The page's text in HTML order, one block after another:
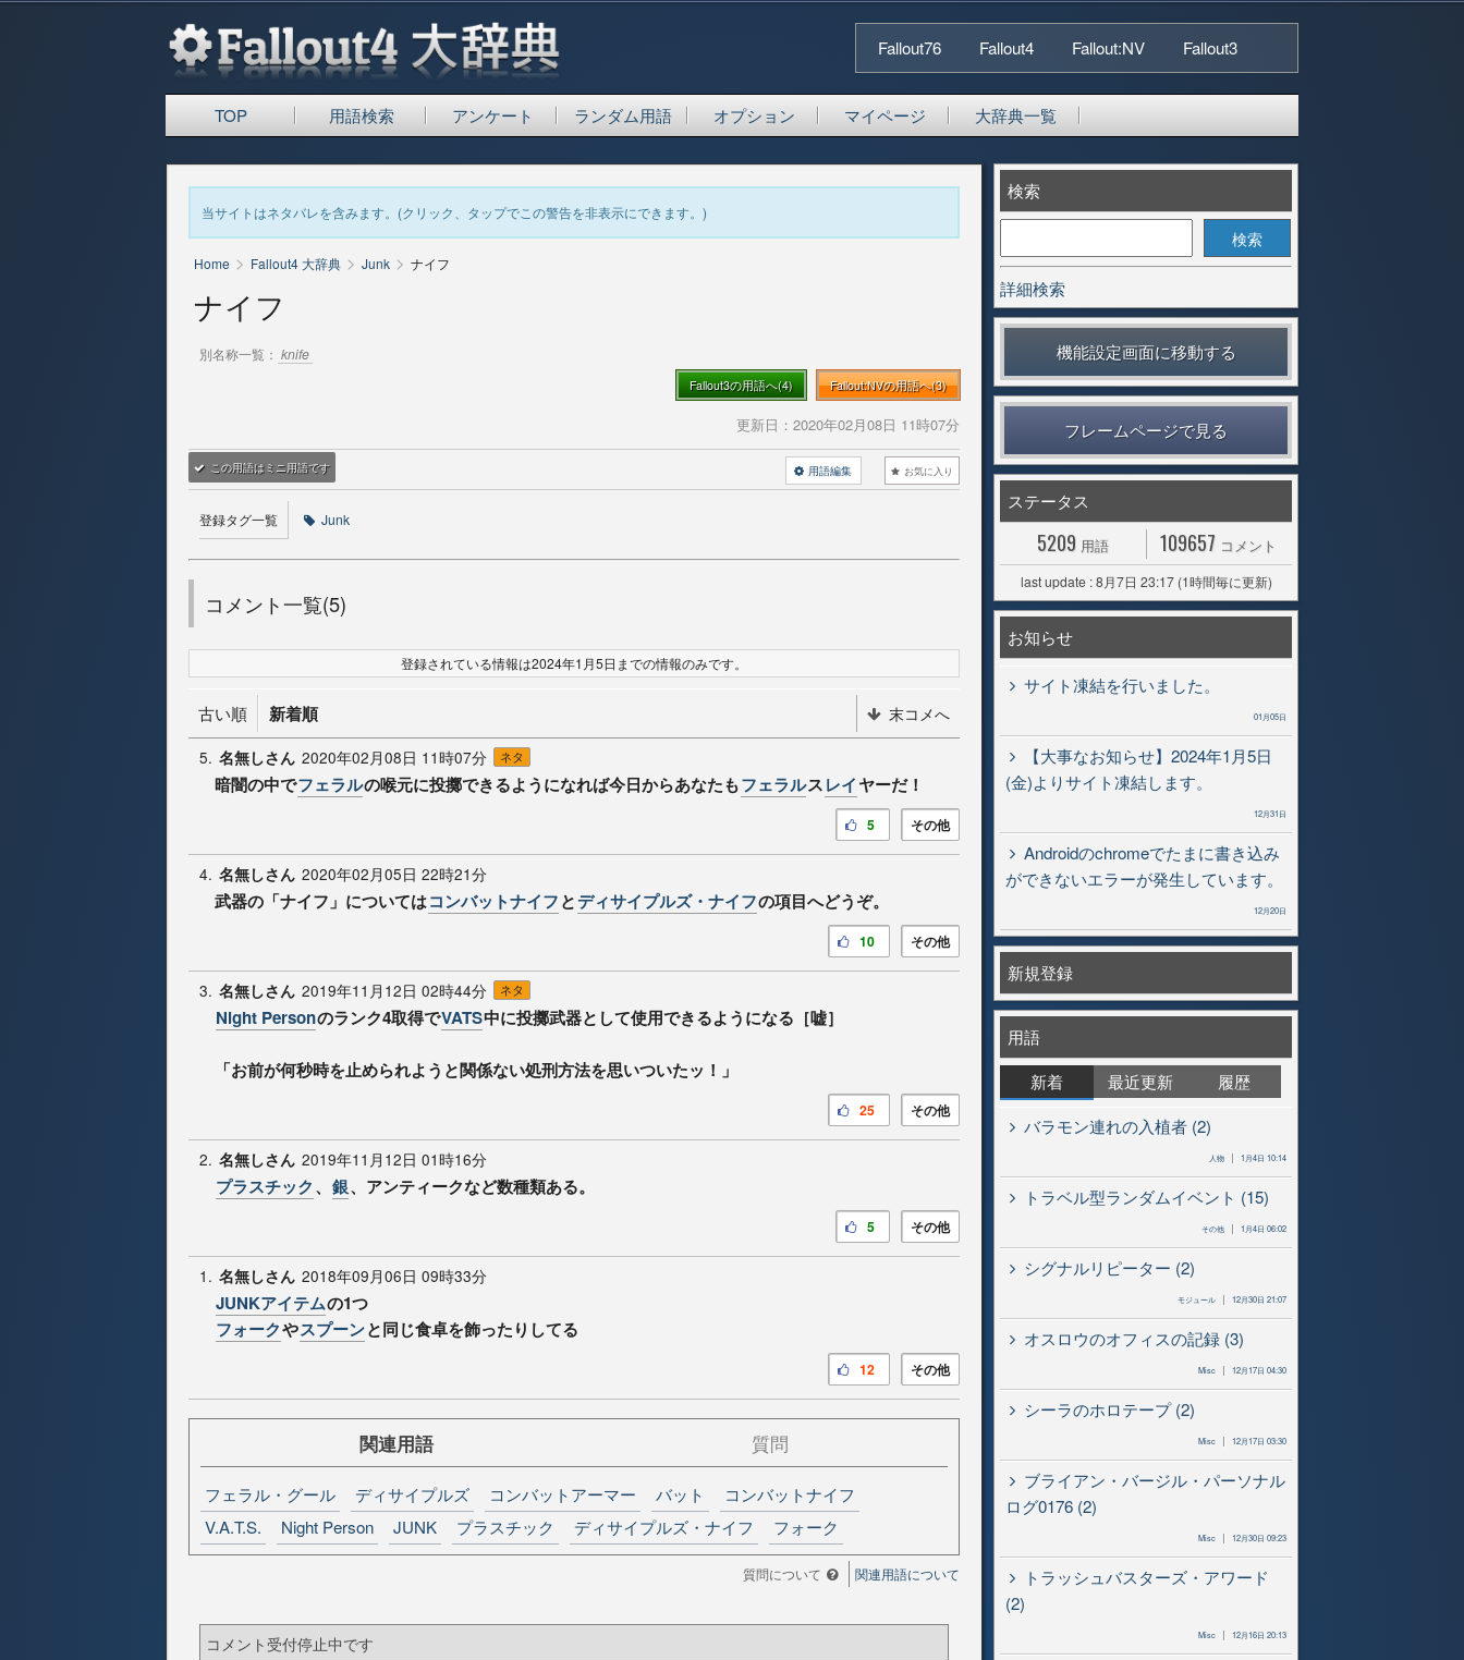
Fallout76 Fallout4 Fallout:NV Fallout3
TOP 用語検索 アンケート ランダム用語 オプション マイページ 大辞典一覧
当サイトはネタバレを含みます。(クリック、タップでこの警告を非表示にできます。)
Home > Fallout4 大辞典 > Junk > ナイフ
ナイフ
別名称一覧： knife
Fallout3の用語へ(4) Fallout:NVの用語へ(3)
更新日： 2020年02月08日 11時07分
この用語はミニ用語です お気に入り
用語編集
登録タグ一覧 Junk
コメント一覧(5)
登録されている情報は2024年1月5日までの情報のみです。
古い順 新着順
末コメへ
5. 名無しさん 2020年02月08日 11時07分 ネタ
暗闇の中でフェラルの喉元に投擲できるようになれば今日からあなたもフェラルスレイヤーだ！
その他
5
4. 名無しさん 2020年02月05日 22時21分
武器の「ナイフ」についてはコンバットナイフとディサイプルズ・ナイフの項目へどうぞ。
その他
10
3. 名無しさん 2019年11月12日 02時44分 ネタ
Night Personのランク4取得でVATS中に投擲武器として使用できるようになる［嘘］
「お前が何秒時を止められようと関係ない処刑方法を思いついたッ！」
その他
25
2. 名無しさん 2019年11月12日 01時16分
プラスチック、 銀、アンティークなど数種類ある。
その他
5
1. 名無しさん 2018年09月06日 09時33分
JUNKアイテムの1つ
フォークやスプーンと同じ食卓を飾ったりしてる
その他
12
関連用語 質問
フェラル・グール ディサイプルズ コンバットアーマー バット
コンバットナイフ
V.A.T.S.
Night Person JUNK プラスチック ディサイプルズ・ナイフ フォーク
関連用語について
質問について
コメント受付停止中です
検索
詳細検索
機能設定画面に移動する
フレームページで見る
ステータス
5209 用語 109657 コメント
last update : 8月7日 23:17 (1時間毎に更新)
お知らせ
サイト凍結を行いました。
01月05日
【大事なお知らせ】2024年1月5日
(金)よりサイト凍結します。
12月31日
Androidのchromeでたまに書き込み
ができないエラーが発生しています。
12月20日
新規登録
用語
新着
最近更新
履歴
バラモン連れの入植者 (2)
人物 1月4日 10:14
トラベル型ランダムイベント (15)
その他 1月4日 06:02
シグナルリピーター (2)
モジュール 12月30日 21:07
オスロウのオフィスの記録 (3)
Misc 12月17日 04:30
シーラのホロテープ (2)
Misc 12月17日 03:30
ブライアン・バージル・パーソナル
ログ0176 (2)
Misc 12月30日 09:23
トラッシュバスターズ・アワード
(2)
Misc 12月16日 20:13